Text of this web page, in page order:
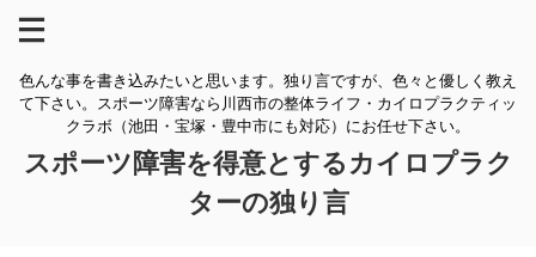
色んな事を書き込みたいと思います。独り言ですが、色々と優しく教え
て下さい。スポーツ障害なら川西市の整体ライフ・カイロプラクティッ
クラボ（池田・宝塚・豊中市にも対応）にお任せ下さい。
スポーツ障害を得意とするカイロプラク
ターの独り言